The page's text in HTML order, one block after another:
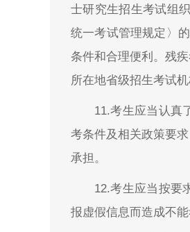
士研究生招生考试组
统一考试管理规定〉
条件和合理便利。残
所在地省级招生考试
11.考生应当认真
考条件及相关政策要
承担。
12.考生应当按要
报虚假信息而造成不